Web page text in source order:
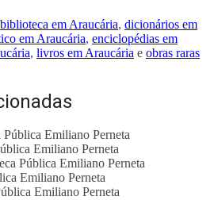
biblioteca em Araucária, dicionários em
em Araucária, enciclopédias em
, livros em Araucária e obras raras
Emiliano Perneta
Emiliano Perneta
Pública Emiliano Perneta
Emiliano Perneta
Emiliano Perneta